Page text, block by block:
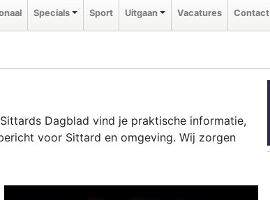
Specials Sport Uitgaan Vacatures Contact
Dagblad vind je praktische informatie,
voor Sittard en omgeving. Wij zorgen